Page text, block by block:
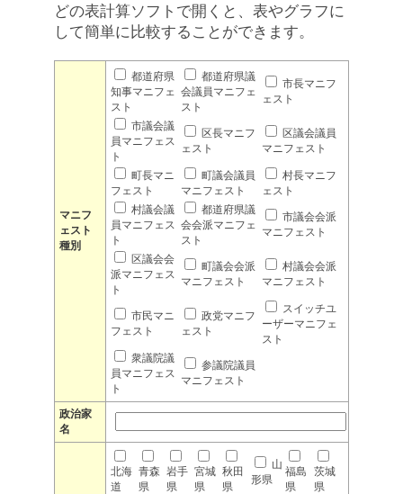
どの表計算ソフトで開くと、表やグラフに
して簡単に比較することができます。
マニフ
ェスト
種別
都道府県
知事マニフェ
スト
都道府県議
会議員マニフェ
スト
市長マニフ
ェスト
市議会議
員マニフェス
ト
区長マニフ
ェスト
区議会議員
マニフェスト
町長マニ
フェスト
町議会議員
マニフェスト
村長マニフ
ェスト
村議会議
員マニフェス
ト
都道府県議
会会派マニフェ
スト
市議会会派
マニフェスト
区議会会
派マニフェス
ト
町議会会派
マニフェスト
村議会会派
マニフェスト
市民マニ
フェスト
政党マニフ
ェスト
スイッチユ
ーザーマニフェ
スト
衆議院議
員マニフェス
ト
参議院議員
マニフェスト
政治家
名
北海
道
青森
県
岩手
県
宮城
県
秋田
県
山
形県
福島
県
茨城
県